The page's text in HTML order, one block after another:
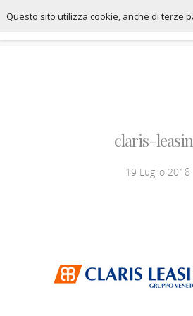
claris-
19 Luglio 2018
Questo sito utilizza cookie, anche di terze